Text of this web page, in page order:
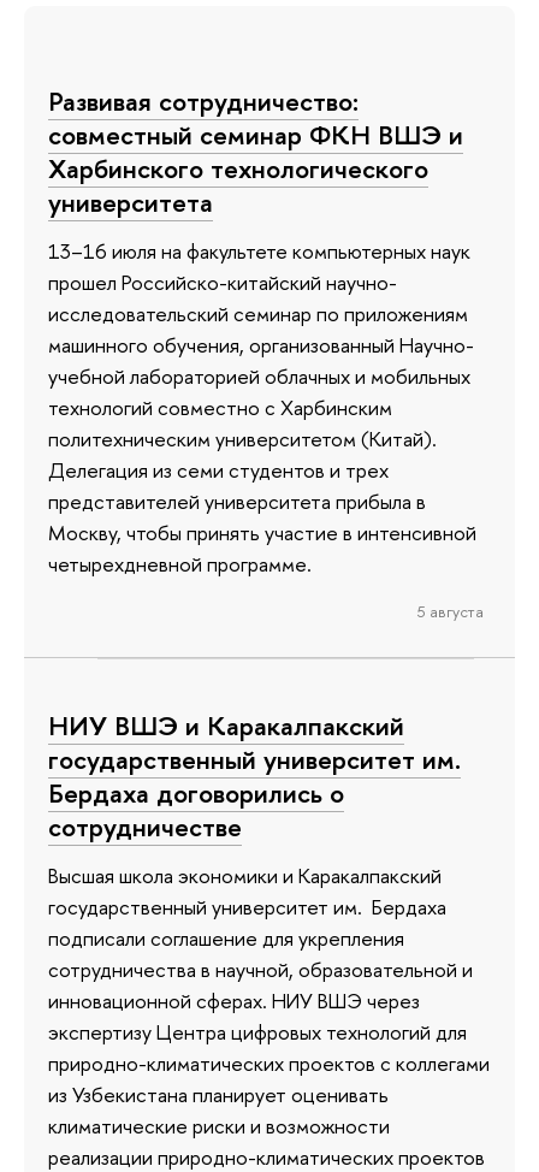
Развивая сотрудничество:
совместный семинар ФКН ВШЭ и
Харбинского технологического
университета
13–16 июля на факультете компьютерных наук
прошел Российско-китайский научно-
исследовательский семинар по приложениям
машинного обучения, организованный Научно-
учебной лабораторией облачных и мобильных
технологий совместно с Харбинским
политехническим университетом (Китай).
Делегация из семи студентов и трех
представителей университета прибыла в
Москву, чтобы принять участие в интенсивной
четырехдневной программе.
5 августа
НИУ ВШЭ и Каракалпакский
государственный университет им.
Бердаха договорились о
сотрудничестве
Высшая школа экономики и Каракалпакский
государственный университет им. Бердаха
подписали соглашение для укрепления
сотрудничества в научной, образовательной и
инновационной сферах. НИУ ВШЭ через
экспертизу Центра цифровых технологий для
природно-климатических проектов с коллегами
из Узбекистана планирует оценивать
климатические риски и возможности
реализации природно-климатических проектов